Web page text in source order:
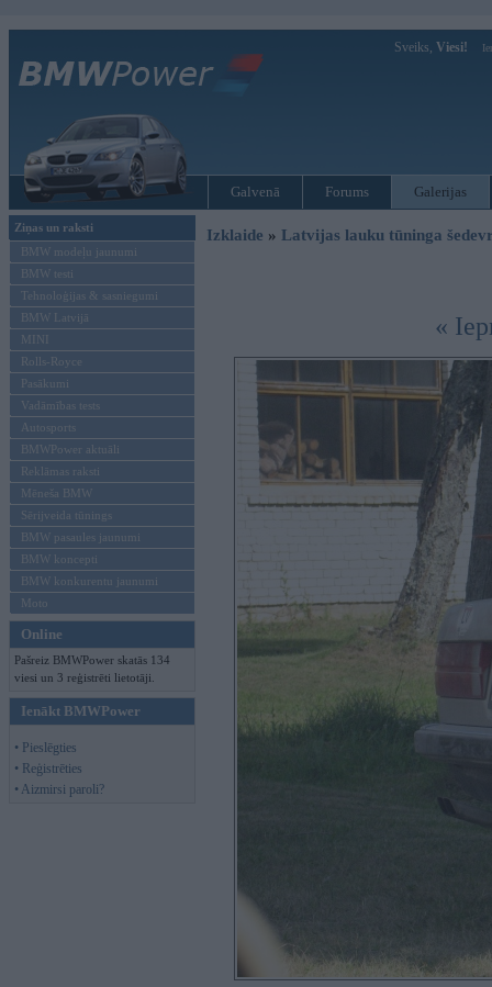
Sveiks, Viesi!
Galvenā Forums Galerijas
Ziņas un raksti
BMW modeļu jaunumi
BMW testi
Tehnoloģijas & sasniegumi
BMW Latvijā
MINI
Rolls-Royce
Pasākumi
Vadāmības tests
Autosports
BMWPower aktuāli
Reklāmas raksti
Mēneša BMW
Sērijveida tūnings
BMW pasaules jaunumi
BMW koncepti
BMW konkurentu jaunumi
Moto
Online
Pašreiz BMWPower skatās 134
viesi un 3 reģistrēti lietotāji.
Ienākt BMWPower
• Pieslēgties
• Reģistrēties
• Aizmirsi paroli?
Izklaide » Latvijas lauku tūninga
«